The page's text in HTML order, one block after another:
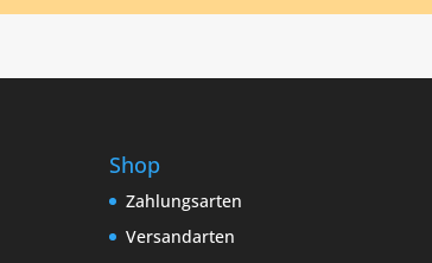
Shop
Zahlungsarten
Versandarten